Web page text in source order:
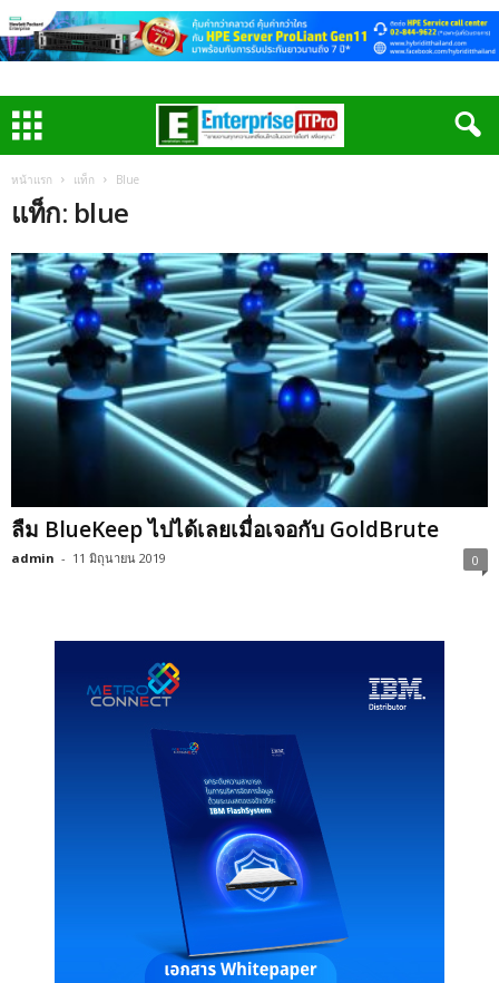
หน้าแรก แท็ก Blue
แท็ก: blue
ลืม BlueKeep ไปได้เลยเมื่อเจอกับ GoldBrute
admin - 11 มิถุนายน 2019 0